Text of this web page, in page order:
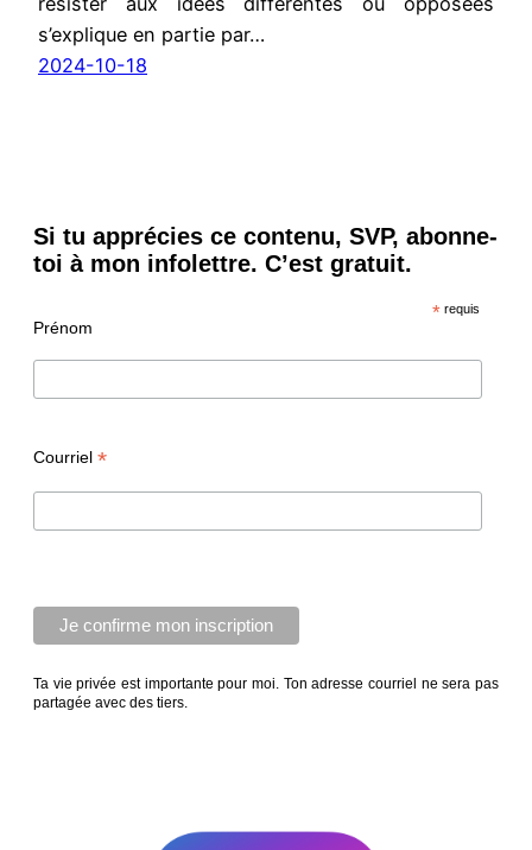
s’explique en partie par…
2024-10-18
Si tu apprécies ce contenu, SVP, abonne-
toi à mon infolettre. C’est gratuit.
* requis
Prénom
Courriel *
Ta vie privée est importante pour moi. Ton adresse courriel ne sera pas
partagée avec des tiers.